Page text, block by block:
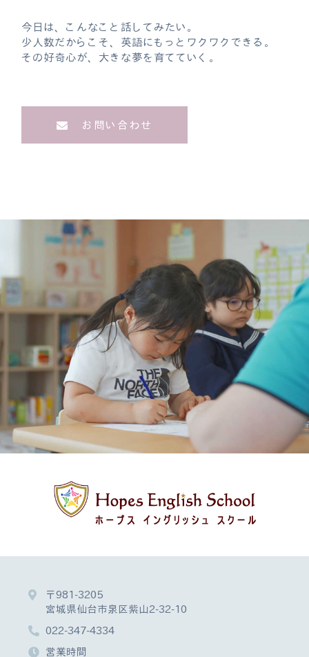
今日は、こんなこと話してみたい。
少人数だからこそ、英語にもっとワクワクできる。
その好奇心が、大きな夢を育てていく。
お問い合わせ
〒981-3205
宮城県仙台市泉区紫山2-32-10
022-347-4334
営業時間